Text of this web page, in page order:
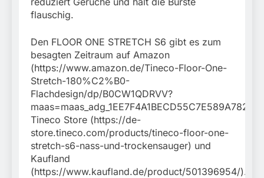
flauschig.
Den FLOOR ONE STRETCH S6 gibt es zum
besagten Zeitraum auf Amazon
(https://www.amazon.de/Tineco-Floor-One-
Stretch-180%C2%B0-
Flachdesign/dp/B0CW1QDRVV?
Tineco Store (https://de-
store.tineco.com/products/tineco-floor-one-
stretch-s6-nass-und-trockensauger) und
Kaufland
(https://www.kaufland.de/product/501396954/).